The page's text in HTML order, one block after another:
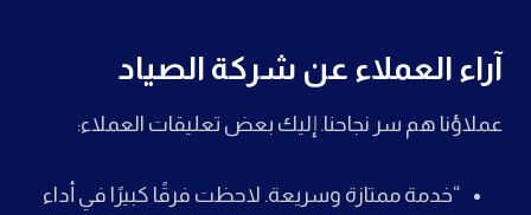
آراء العملاء عن شركة الصياد
عملاؤنا هم سر نجاحنا. إليك بعض تعليقات العملاء:
“خدمة ممتازة وسريعة. لاحظت فرقًا كبيرًا في أداء